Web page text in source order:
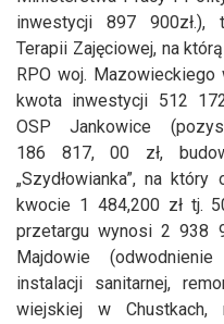
inwestycji 897 900zł.),
Terapii Zajęciowej, na
RPO woj.
kwota inwestycji 512
OSP Jankowice
186 817, 00 zł,
„Szydłowianka”, na
kwocie 1 484,200 zł tj.
przetargu wynosi 2 938
Majdowie
instalacji sanitarnej,
wiejskiej w Chustkach,